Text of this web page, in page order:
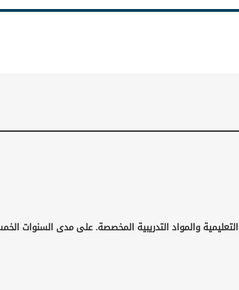
والمواد التدريبية المخصصة. على مدى السنوات